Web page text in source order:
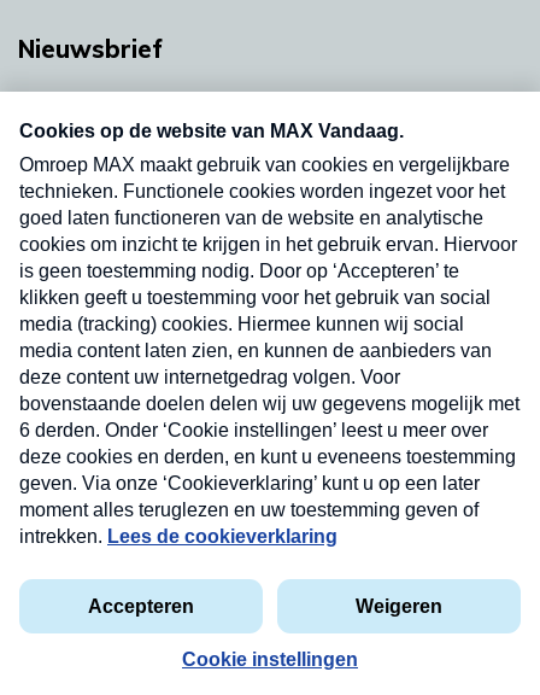
Nieuwsbrief
nieuwsbrief. Elke vrijdag- en dinsdagochtend in
uw mailbox.
Verzend
Privacyverklaring
Cookieverklaring
Kwetsbaarheid melden
Copyright © 2026 MAX Vandaag - Omroep MAX
Nieuwsbrief
Neem hier een gratis abonnement op onze
nieuwsbrief. Elke vrijdag- en dinsdagochtend in uw